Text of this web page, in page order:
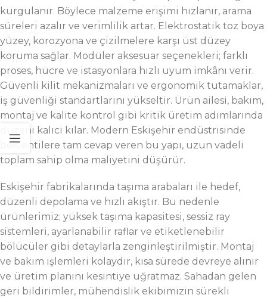
kurgulanır. Böylece malzeme erişimi hızlanır, arama
süreleri azalır ve verimlilik artar. Elektrostatik toz boya
yüzey, korozyona ve çizilmelere karşı üst düzey
koruma sağlar. Modüler aksesuar seçenekleri; farklı
proses, hücre ve istasyonlara hızlı uyum imkânı verir.
Güvenli kilit mekanizmaları ve ergonomik tutamaklar,
iş güvenliği standartlarını yükseltir. Ürün ailesi, bakım,
montaj ve kalite kontrol gibi kritik üretim adımlarında
düzeni kalıcı kılar. Modern Eskişehir endüstrisinde
beklentilere tam cevap veren bu yapı, uzun vadeli
toplam sahip olma maliyetini düşürür.
Eskişehir fabrikalarında taşıma arabaları ile hedef,
düzenli depolama ve hızlı akıştır. Bu nedenle
ürünlerimiz; yüksek taşıma kapasitesi, sessiz ray
sistemleri, ayarlanabilir raflar ve etiketlenebilir
bölücüler gibi detaylarla zenginleştirilmiştir. Montaj
ve bakım işlemleri kolaydır, kısa sürede devreye alınır
ve üretim planını kesintiye uğratmaz. Sahadan gelen
geri bildirimler, mühendislik ekibimizin sürekli